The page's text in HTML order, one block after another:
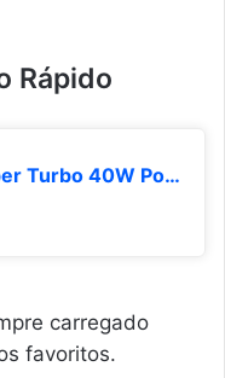
Rápido
Kit Carregador Super Turbo 40W Porta Dupla (USB-A + USB-C) + Cabo USB e Tipo-C, Compatível com Todos Dispositivos, Iphone 15/16/17 IOS Android Galaxy, Tablets, Notebooks, Linha Premium
carregado
favoritos.